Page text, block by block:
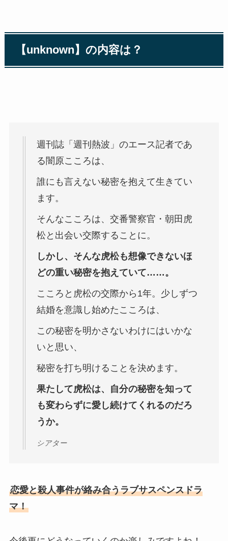
【unknown】の内容は？
週刊誌「週刊熱波」のエース記者であ
る闇原こころは、
誰にも言えない秘密を抱えて生きてい
ます。
そんなこころは、交番警察官・朝田虎
松と出会い交際することに。
しかし、そんな虎松も想像できないほ
どの重い秘密を抱えていて……。
こころと虎松の交際から1年。少しずつ
結婚を意識し始めたこころは、
この秘密を明かさないわけにはいかな
いと思い、
秘密を打ち明けることを決めます。
果たして虎松は、自分の秘密を知って
も変わらずに愛し続けてくれるのだろ
うか。
シアター
恋愛と殺人事件が絡み合うラブサスペンスドラ
マ！